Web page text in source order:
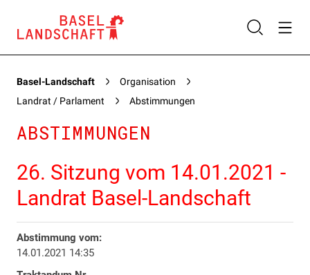
Basel-Landschaft
Organisation
Landrat / Parlament
Abstimmungen
ABSTIMMUNGEN